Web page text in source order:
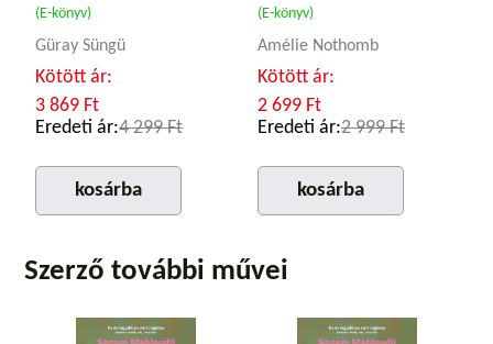
(E-könyv)
Güray Süngü
Kötött ár:
3 869 Ft
Eredeti ár:4 299 Ft
kosárba
(E-könyv)
Amélie Nothomb
Kötött ár:
2 699 Ft
Eredeti ár:2 999 Ft
kosárba
Szerző további művei